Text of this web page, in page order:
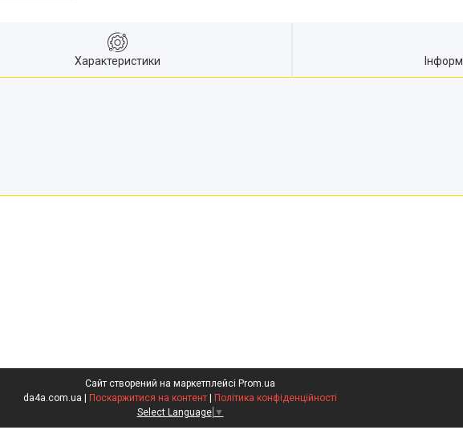
Характеристики
Сайт створений на маркетплейсі Prom.ua
da4a.com.ua | Поскаржитися на контент | Політика конфіденційності
Select Language ▼